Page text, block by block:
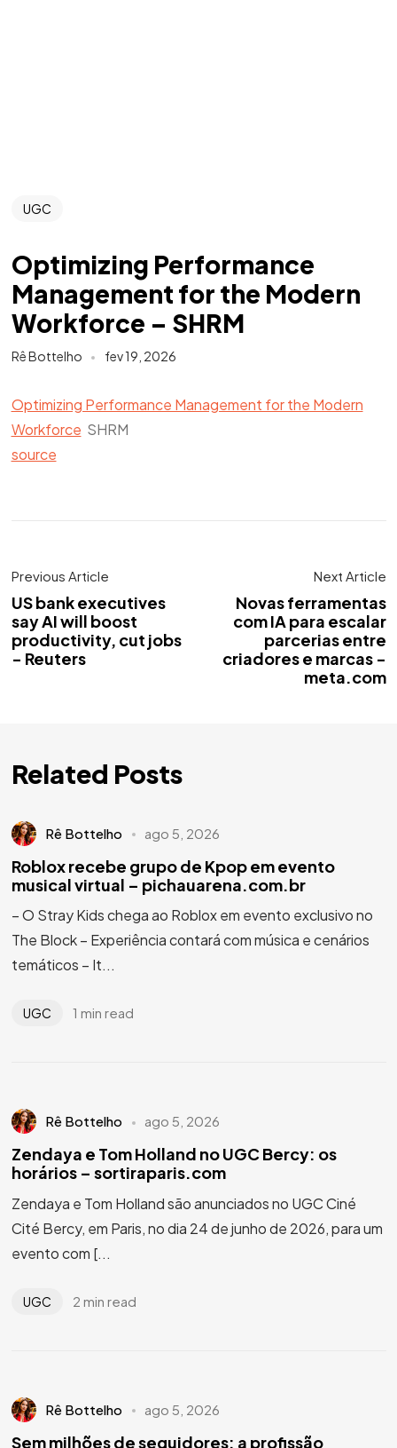
UGC
Optimizing Performance
Management for the Modern
Workforce – SHRM
Rê Bottelho fev 19, 2026
Optimizing Performance Management for the Modern
Workforce SHRM
source
Previous Article
US bank executives
say AI will boost
productivity, cut jobs
- Reuters
Next Article
Novas ferramentas
com IA para escalar
parcerias entre
criadores e marcas -
meta.com
Related Posts
Rê Bottelho ago 5, 2026
Roblox recebe grupo de Kpop em evento
musical virtual – pichauarena.com.br
– O Stray Kids chega ao Roblox em evento exclusivo no
The Block – Experiência contará com música e cenários
temáticos – It...
UGC 1 min read
Rê Bottelho ago 5, 2026
Zendaya e Tom Holland no UGC Bercy: os
horários – sortiraparis.com
Zendaya e Tom Holland são anunciados no UGC Ciné
Cité Bercy, em Paris, no dia 24 de junho de 2026, para um
evento com [...
UGC 2 min read
Rê Bottelho ago 5, 2026
Sem milhões de seguidores: a profissão